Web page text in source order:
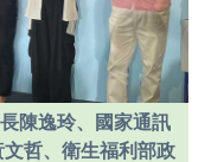
陳逸玲、國家通訊
哲、衛生福利部政